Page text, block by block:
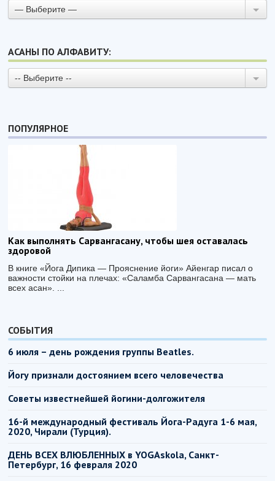
— Выберите —
АСАНЫ ПО АЛФАВИТУ:
-- Выберите --
ПОПУЛЯРНОЕ
Как выполнять Сарвангасану, чтобы шея оставалась
здоровой
В книге «Йога Дипика — Прояснение йоги» Айенгар писал о
важности стойки на плечах: «Саламба Сарвангасана — мать
всех асан». ...
СОБЫТИЯ
6 июля – день рождения группы Beatles.
Йогу признали достоянием всего человечества
Советы известнейшей йогини-долгожителя
16-й международный фестиваль Йога-Радуга 1-6 мая,
2020, Чирали (Турция).
ДЕНЬ ВСЕХ ВЛЮБЛЕННЫХ в YOGAskola, Санкт-
Петербург, 16 февраля 2020